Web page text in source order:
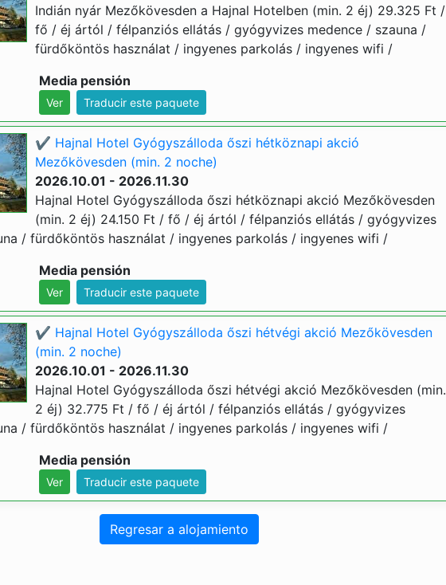
Indián nyár Mezőkövesden a Hajnal Hotelben (min. 2 éj) 29.325 Ft /
fő / éj ártól / félpanziós ellátás / gyógyvizes medence / szauna /
fürdőköntös használat / ingyenes parkolás / ingyenes wifi /
Media pensión
Ver Traducir este paquete
✔️ Hajnal Hotel Gyógyszálloda őszi hétköznapi akció
Mezőkövesden (min. 2 noche)
2026.10.01 - 2026.11.30
Hajnal Hotel Gyógyszálloda őszi hétköznapi akció Mezőkövesden
(min. 2 éj) 24.150 Ft / fő / éj ártól / félpanziós ellátás / gyógyvizes
/ fürdőköntös használat / ingyenes parkolás / ingyenes wifi /
Media pensión
Ver Traducir este paquete
✔️ Hajnal Hotel Gyógyszálloda őszi hétvégi akció Mezőkövesden
(min. 2 noche)
2026.10.01 - 2026.11.30
Hajnal Hotel Gyógyszálloda őszi hétvégi akció Mezőkövesden (min.
2 éj) 32.775 Ft / fő / éj ártól / félpanziós ellátás / gyógyvizes
/ fürdőköntös használat / ingyenes parkolás / ingyenes wifi /
Media pensión
Ver Traducir este paquete
Regresar a alojamiento